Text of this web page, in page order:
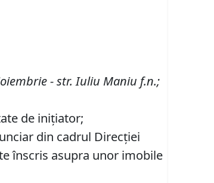
- str. Iuliu Maniu f.n.;
de inițiator;
din cadrul Direcţiei
înscris asupra unor imobile